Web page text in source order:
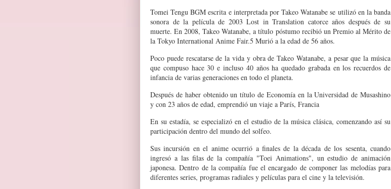
Tomei Tengu BGM escrita e interpretada por Takeo Watanabe se utilizó en la banda
sonora de la película de 2003 Lost in Translation catorce años después de su
muerte. En 2008, Takeo Watanabe, a título póstumo recibió un Premio al Mérito de
la Tokyo International Anime Fair.5 Murió a la edad de 56 años.
Poco puede rescatarse de la vida y obra de Takeo Watanabe, a pesar que la música
que compuso hace 30 e incluso 40 años ha quedado grabada en los recuerdos de
infancia de varias generaciones en todo el planeta.
Después de haber obtenido un título de Economía en la Universidad de Musashino
y con 23 años de edad, emprendió un viaje a París, Francia
En su estadía, se especializó en el estudio de la música clásica, comenzando así su
participación dentro del mundo del solfeo.
Sus incursión en el anime ocurrió a finales de la década de los sesenta, cuando
ingresó a las filas de la compañía "Toei Animations", un estudio de animación
japonesa. Dentro de la compañía fue el encargado de componer las melodías para
diferentes series, programas radiales y películas para el cine y la televisión.